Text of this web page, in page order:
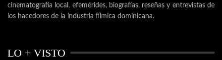
cinematografía local, efemérides, biografías, reseñas y entrevistas de
los hacedores de la industria fílmica dominicana.
LO + VISTO